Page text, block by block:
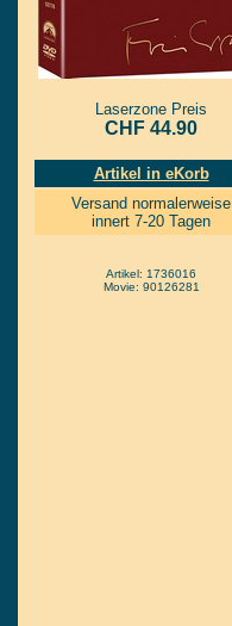
Laserzone Preis
CHF 44.90
Artikel in eKorb
Versand normalerweise
innert 7-20 Tagen
Artikel: 1736016
Movie: 90126281